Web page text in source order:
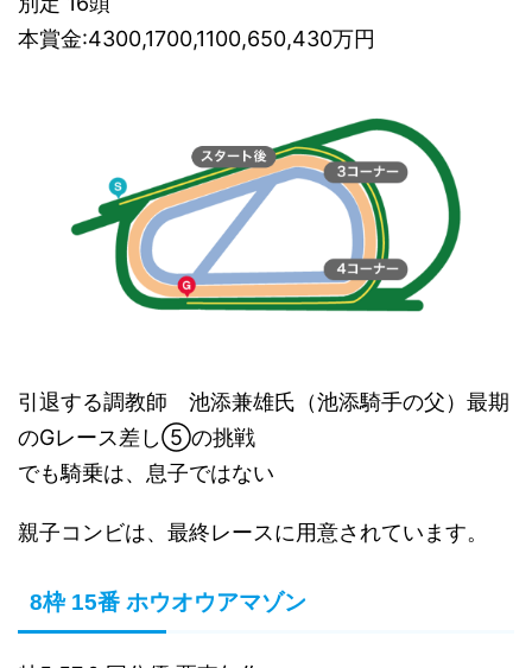
本賞金:4300,1700,1100,650,430万円
引退する調教師 池添兼雄氏（池添騎手の父）最期
のGレース差し⑤の挑戦
でも騎乗は、息子ではない
親子コンビは、最終レースに用意されています。
8枠 15番 ホウオウアマゾン